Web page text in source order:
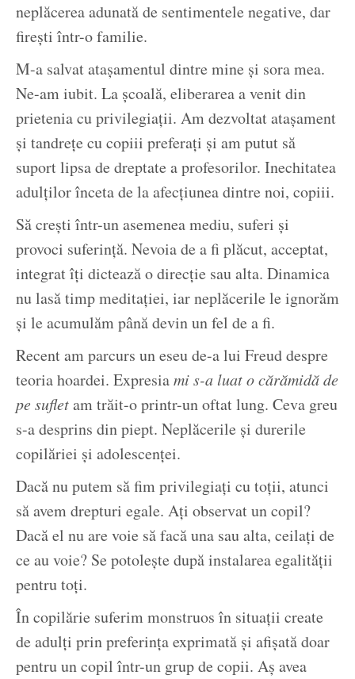
neplăcerea adunată de sentimentele negative, dar
firești într-o familie.
M-a salvat atașamentul dintre mine și sora mea.
Ne-am iubit. La școală, eliberarea a venit din
prietenia cu privilegiații. Am dezvoltat atașament
și tandrețe cu copiii preferați și am putut să
suport lipsa de dreptate a profesorilor. Inechitatea
adulților înceta de la afecțiunea dintre noi, copiii.
Să crești într-un asemenea mediu, suferi și
provoci suferință. Nevoia de a fi plăcut, acceptat,
integrat îți dictează o direcție sau alta. Dinamica
nu lasă timp meditației, iar neplăcerile le ignorăm
și le acumulăm până devin un fel de a fi.
Recent am parcurs un eseu de-a lui Freud despre
teoria hoardei. Expresiami s-a luat o cărămidă de
pe sufletam trăit-o printr-un oftat lung. Ceva greu
s-a desprins din piept. Neplăcerile și durerile
copilăriei și adolescenței.
Dacă nu putem să fim privilegiați cu toții, atunci
să avem drepturi egale. Ați observat un copil?
Dacă el nu are voie să facă una sau alta, ceilați de
ce au voie? Se potolește după instalarea egalității
pentru toți.
În copilărie suferim monstruos în situații create
de adulți prin preferința exprimată și afișată doar
pentru un copil într-un grup de copii. Aș avea